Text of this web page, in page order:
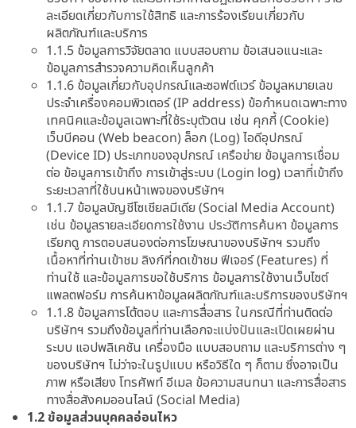
ละเอียดเกี่ยวกับการใช้สิทธิ และการร้องเรียนเกี่ยวกับ
ผลิตภัณฑ์และบริการ
1.1.5 ข้อมูลการวิจัยตลาด แบบสอบถาม ข้อเสนอแนะและ
ข้อมูลการสำรวจความคิดเห็นลูกค้า
1.1.6 ข้อมูลเกี่ยวกับอุปกรณ์และซอฟต์แวร์ ข้อมูลหมายเลข
ประจำเครื่องคอมพิวเตอร์ (IP address) ข้อกำหนดเฉพาะทาง
เทคนิคและข้อมูลเฉพาะที่ใช้ระบุตัวตน เช่น คุกกี้ (Cookie)
เว็บบีคอน (Web beacon) ล็อก (Log) ไอดีอุปกรณ์
(Device ID) ประเภทของอุปกรณ์ เครือข่าย ข้อมูลการเชื่อม
ต่อ ข้อมูลการเข้าถึง การเข้าสู่ระบบ (Login log) เวลาที่เข้าถึง
ระยะเวลาที่ใช้บนหน้าเพจของบริษัทฯ
1.1.7 ข้อมูลบัญชีโซเชียลมีเดีย (Social Media Account)
เช่น ข้อมูลรายละเอียดการใช้งาน ประวัติการค้นหา ข้อมูลการ
เรียกดู การตอบสนองต่อการโฆษณาของบริษัทฯ รวมถึง
เนื้อหาที่ท่านเข้าชม ลิงก์ที่กดเข้าชม ฟีเจอร์ (Features) ที่
ท่านใช้ และข้อมูลการขอใช้บริการ ข้อมูลการใช้งานเว็บไซต์
แพลตฟอร์ม การค้นหาข้อมูลผลิตภัณฑ์และบริการของบริษัทฯ
1.1.8 ข้อมูลการโต้ตอบ และการสื่อสาร ในกรณีที่ท่านติดต่อ
บริษัทฯ รวมถึงข้อมูลที่ท่านเลือกจะแบ่งปันและเปิดเผยผ่าน
ระบบ แอปพลิเคชัน เครื่องมือ แบบสอบถาม และบริการต่าง ๆ
ของบริษัทฯ ไม่ว่าจะในรูปแบบ หรือวิธีใด ๆ ก็ตาม ซึ่งอาจเป็น
ภาพ หรือเสียง โทรศัพท์ อีเมล ข้อความสนทนา และการสื่อสาร
ทางสื่อสังคมออนไลน์ (Social Media)
1.2 ข้อมูลส่วนบุคคลอ่อนไหว